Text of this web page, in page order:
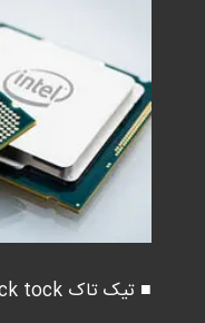
■ تیک تاک tick tock اینتل چیست